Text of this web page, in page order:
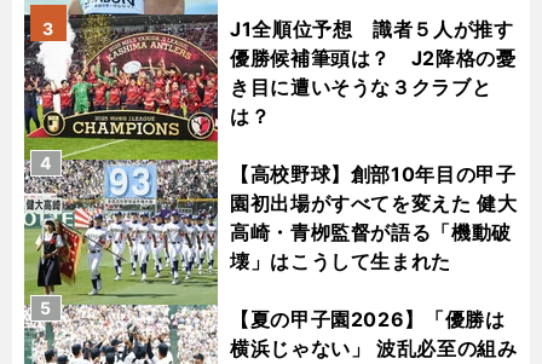
J1全順位予想 識者５人が推す
優勝候補筆頭は？ J2降格の憂
き目に遭いそうな３クラブと
は？
3
【高校野球】創部10年目の甲子
園初出場がすべてを変えた 健大
高崎・青栁監督が語る「機動破
壊」はこうして生まれた
4
【夏の甲子園2026】「優勝は
横浜じゃない」 波乱必至の組み
5